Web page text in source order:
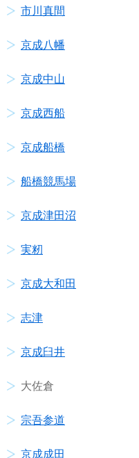
市川真間
京成八幡
京成中山
京成西船
京成船橋
船橋競馬場
京成津田沼
実籾
京成大和田
志津
京成臼井
大佐倉
宗吾参道
京成成田